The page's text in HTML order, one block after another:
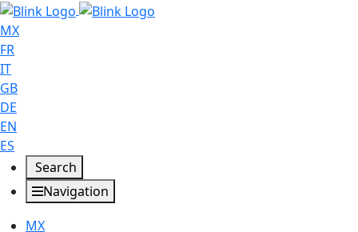
MX
FR
IT
GB
DE
EN
ES
Search
Navigation
MX